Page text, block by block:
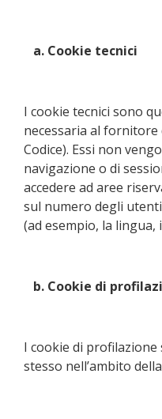
a. Cookie tecnici
I cookie tecnici sono
necessaria al fornitore
Codice). Essi non
navigazione o di
accedere ad aree
sul numero degli
(ad esempio, la
b. Cookie di
I cookie di
stesso nell’ambito